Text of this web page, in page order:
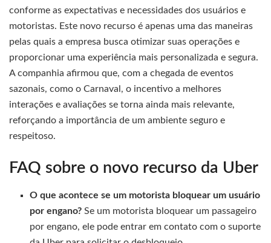
conforme as expectativas e necessidades dos usuários e
motoristas. Este novo recurso é apenas uma das maneiras
pelas quais a empresa busca otimizar suas operações e
proporcionar uma experiência mais personalizada e segura.
A companhia afirmou que, com a chegada de eventos
sazonais, como o Carnaval, o incentivo a melhores
interações e avaliações se torna ainda mais relevante,
reforçando a importância de um ambiente seguro e
respeitoso.
FAQ sobre o novo recurso da Uber
O que acontece se um motorista bloquear um usuário
por engano? Se um motorista bloquear um passageiro
por engano, ele pode entrar em contato com o suporte